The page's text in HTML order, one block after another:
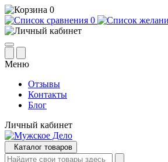
0
0
Меню
Отзывы
Контакты
Блог
Личный кабинет
Каталог товаров